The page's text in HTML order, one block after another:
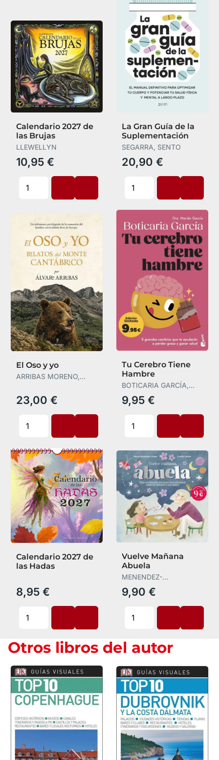
Calendario 2027 de
las Brujas
LLEWELLYN
10,95 €
La Gran Guía de la
Suplementación
SEGARRA, SENTO
20,90 €
El Oso y yo
ARRIBAS MORENO,
23,00 €
Tu Cerebro Tiene
Hambre
BOTICARIA GARCÍA,
BOTICARIA GARCÍA
9,95 €
Calendario 2027 de
las Hadas
8,95 €
Vuelve Mañana
Abuela
MENENDEZ-
PONTE,MARIA
9,90 €
Otros libros del autor